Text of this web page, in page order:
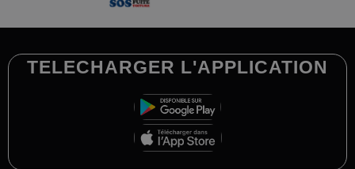
TELECHARGER L'APPLICATION